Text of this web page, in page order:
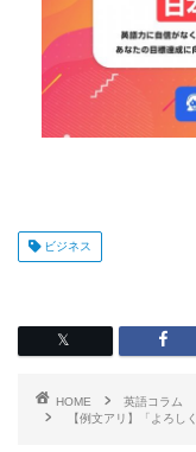
ビジネス
HOME
英語コラム
【例文アリ】「よろし